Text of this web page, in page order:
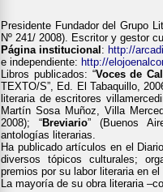
Presidente Fundador del Grupo
Nº 241/ 2008). Escritor y gestor
Página institucional : http://
e independiente: http://
Libros publicados: “Voces de
TEXTO/S”, Ed. El Tabaquillo,
literaria de escritores
Martín Sosa Muñoz, Villa
2008); “Breviario” (Buenos
antologías literarias.
Ha publicado artículos en el
diversos tópicos culturales;
premios por su labor literaria en
La mayoría de su obra literaria